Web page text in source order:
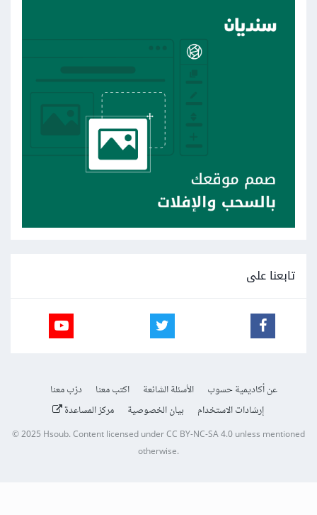
تابعنا على
عن أكاديمية حسوب الأسئلة الشائعة اكتب معنا
درّب معنا
إرشادات الاستخدام
بيان الخصوصية مركز المساعدة
© 2025 Hsoub.Content licensed underCC BY-NC-SA 4.0unless mentioned
otherwise.